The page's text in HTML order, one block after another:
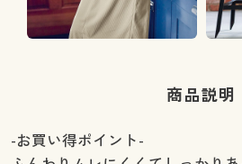
商品説明
-お買い得ポイント-